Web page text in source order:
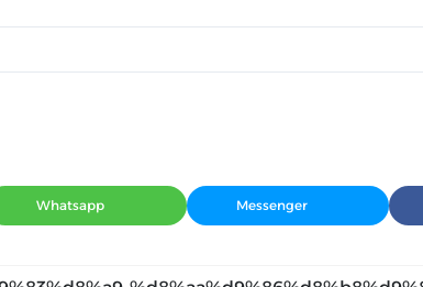
Messenger
Whatsapp